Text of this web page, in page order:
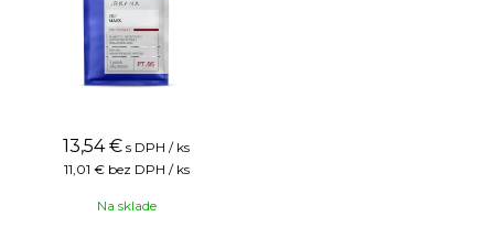
13,54 € s DPH / ks
11,01 € bez DPH / ks
Na sklade